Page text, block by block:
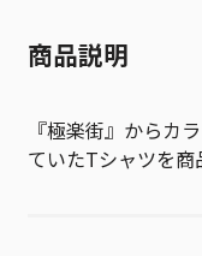
商品説明
『極楽街』からカ
ていたTシャツを商